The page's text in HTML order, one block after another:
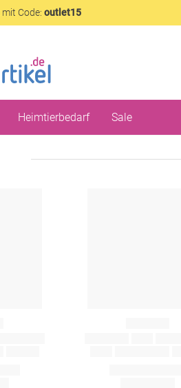
Code: outlet15
Heimtierbedarf Sale